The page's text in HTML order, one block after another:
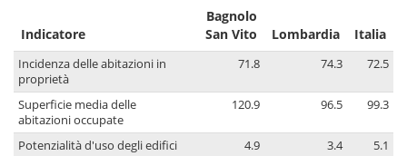
Indicatore
Bagnolo
San Vito
Lombardia Italia
Incidenza delle abitazioni in
proprietà
71.8 74.3 72.5
Superficie media delle
abitazioni occupate
120.9 96.5 99.3
Potenzialità d'uso degli edifici 4.9 3.4
5.1